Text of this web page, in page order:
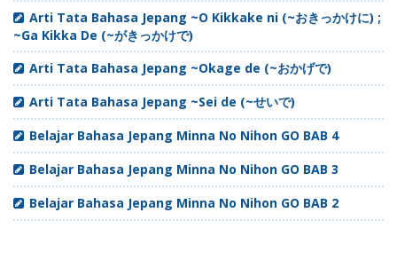
Arti Tata Bahasa Jepang ~O Kikkake ni (~おきっかけに) ;
~Ga Kikka De (~がきっかけで)
Arti Tata Bahasa Jepang ~Okage de (~おかげで)
Arti Tata Bahasa Jepang ~Sei de (~せいで)
Belajar Bahasa Jepang Minna No Nihon GO BAB 4
Belajar Bahasa Jepang Minna No Nihon GO BAB 3
Belajar Bahasa Jepang Minna No Nihon GO BAB 2